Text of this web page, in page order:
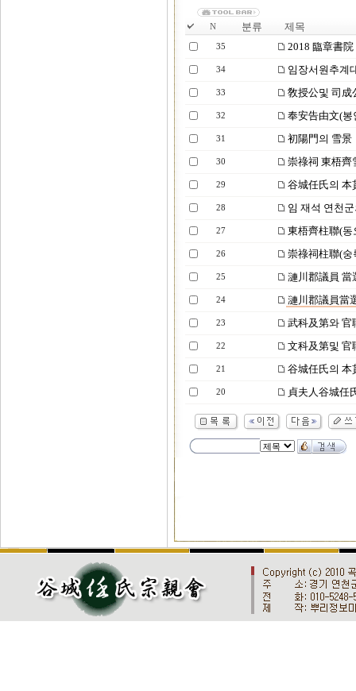
N 분류 제목
35 2018 臨章書
34 임장서원추계
33 敎授公및 司成
32 奉安告由文(봉
31 初陽門의 雪景
30 崇祿祠 東梧齊
29 谷城任氏의 本
28 임 재석 연천
27 東梧齊柱聯(동
26 崇祿祠柱聯(숭
25 漣川郡議員 當
24 漣川郡議員當
23 武科及第와 官
22 文科及第및 官
21 谷城任氏의 本
20 貞夫人谷城任